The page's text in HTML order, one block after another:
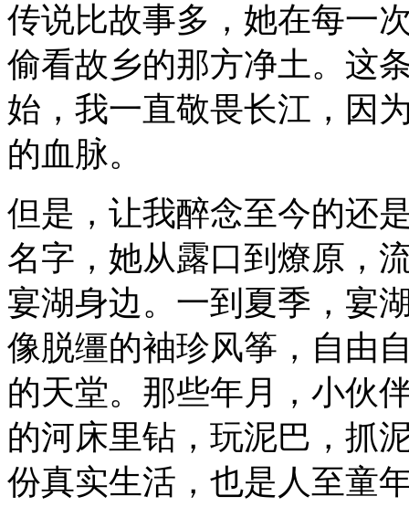
传说比故事多，她在每一
偷看故乡的那方净土。这
始，我一直敬畏长江，因
的血脉。
但是，让我醉念至今的还
名字，她从露口到燎原，
宴湖身边。一到夏季，宴
像脱缰的袖珍风筝，自由
的天堂。那些年月，小伙
的河床里钻，玩泥巴，抓
份真实生活，也是人至童